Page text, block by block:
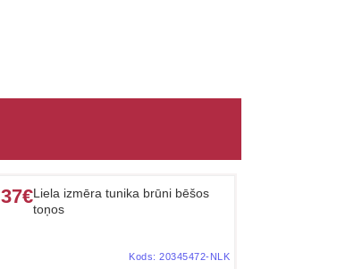
37€Liela izmēra tunika brūni bēšos
toņos
Kods: 20345472-NLK